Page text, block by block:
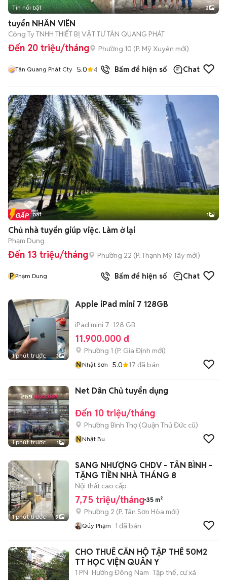
Tin nổi bật 2
tuyển NHÂN VIÊN
Công Ty TNHH THIẾT BỊ VẬT TƯ TÂN QUANG PHÁT
Đến 20 triệu/tháng Phường 10 (P. Mỹ Xuyên mới)
Tân Quang Phát Cty 5.0 4 đã bánBấm để hiện số Chat
Tin nổi bật 1
Chủ nhà tuyển giúp việc. Làm ở lại
Phạm Dung
Đến 13 triệu/tháng Phường 22 (P. Thạnh Mỹ Tây mới)
P Phạm Dung Bấm để hiện số Chat
1 phút trước 3
Apple iPad mini 7 128GB
iPad mini 7 128 GB
11.900.000 đ
Phường 1 (P. Gia Định mới)
NNhật Sơn 5.0 17 đã bán
1 phút trước 1
Net Dân Chủ tuyển dụng
Đến 10 triệu/tháng
Phường Bình Thọ (Quận Thủ Đức cũ)
NNhật Bu
1 phút trước 9
SANG NHƯỢNG CHDV - TÂN BÌNH -
TẶNG TIỀN NHÀ THÁNG 8
Nội thất cao cấp
7,75 triệu/tháng 35 m²
Phường 2 (P. Tân Sơn Hòa mới)
Qúy Phạm 1 đã bán
CHO THUÊ CĂN HỘ TẬP THỂ 50M2
TT HỌC VIỆN QUÂN Y
1 PN Hướng Đông Nam Tập thể, cư xá